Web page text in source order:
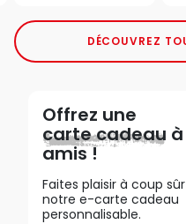
DÉCOUVREZ
Offrez une
carte cadeau
amis !
Faites plaisir à coup
notre e-carte cadeau
personnalisable.